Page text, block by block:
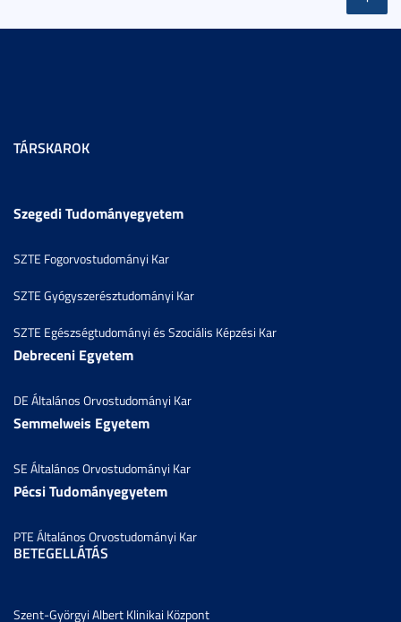
TÁRSKAROK
Szegedi Tudományegyetem
SZTE Fogorvostudományi Kar
SZTE Gyógyszerésztudományi Kar
SZTE Egészségtudományi és Szociális Képzési Kar
Debreceni Egyetem
DE Általános Orvostudományi Kar
Semmelweis Egyetem
SE Általános Orvostudományi Kar
Pécsi Tudományegyetem
PTE Általános Orvostudományi Kar
BETEGELLÁTÁS
Szent-Györgyi Albert Klinikai Központ